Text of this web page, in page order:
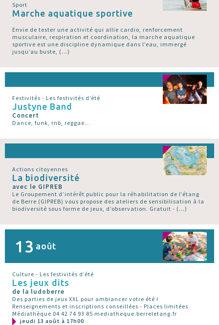
Sport
Marche aquatique sportive
Envie de tester une activité qui allie cardio, renforcement
musculaire, respiration et coordination, la marche aquatique
sportive est une discipline dynamique dans l’eau, immergé
jusqu’au buste, (…)
Festivités - Les festivités d’été
Justyne Band
Concert
Dance, funk, rnb, reggae...
Actions citoyennes
La biodiversité
avec le GIPREB
Le Groupement d’intérêt public pour la réhabilitation de l’étang
de Berre (GIPREB) vous propose des ateliers de sensibilisation à la
biodiversité sous forme de jeux, d’observation. Gratuit - (…)
13 août
Culture - Les festivités d’été
Les jeux dits
de la ludoberre
Des parties de jeux XXL pour ambiancer votre été !
Renseignements et inscriptions conseillées - Places limitées
Médiathèque 04 42 74 93 85 mediatheque.berreletang.fr
jeudi 13 août à 17h00